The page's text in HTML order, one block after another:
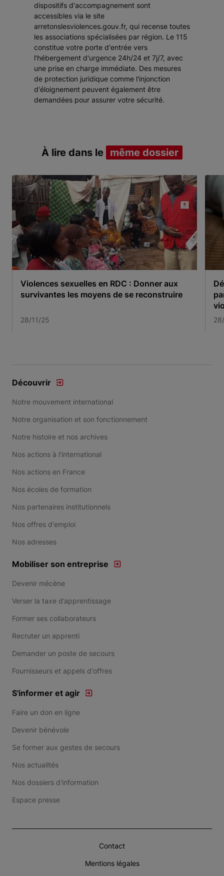
dispositifs d'accompagnement sont
accessibles via le site
arretonslesviolences.gouv.fr, qui recense toutes
les associations spécialisées par région. Le 115
constitue votre porte d'entrée vers
l'hébergement d'urgence 24h/24 et 7j/7, avec
une prise en charge immédiate. Des mesures
de protection juridique comme l'injonction
d'éloignement peuvent également être
demandées pour assurer votre sécurité.
À lire dans le même dossier
Violences sexuelles en RDC : Donner aux
survivantes les moyens de se reconstruire
28/11/25
Découvrir
Notre mouvement international
Notre organisation et son fonctionnement
Notre histoire et nos archives
Nos actions à l'international
Nos actions en France
Nos écoles de formation
Nos partenaires institutionnels
Nos offres d'emploi
Nos adresses
Mobiliser son entreprise
Devenir mécène
Verser la taxe d’apprentissage
Former ses collaborateurs
Recruter un apprenti
Demander un poste de secours
Fournisseurs et appels d'offres
S'informer et agir
Faire un don en ligne
Devenir bénévole
Se former aux gestes de secours
Nos actualités
Nos dossiers d'information
Espace presse
Contact
Mentions légales